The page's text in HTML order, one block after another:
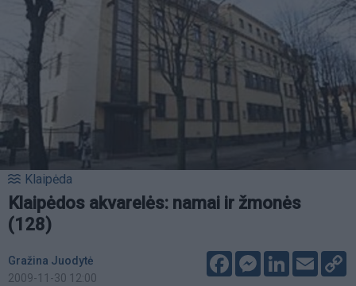
Klaipėda
Klaipėdos akvarelės: namai ir žmonės
(128)
Gražina Juodytė
2009-11-30 12:00
FacebookMessenger
LinkedIn
Email